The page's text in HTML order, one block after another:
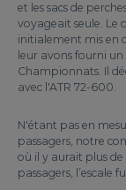
et les sacs de
voyageait seule. Le
initialement mis en
leur avons fourni
Championnats. Il
avec l'ATR 72-600.
N'étant pas en
passagers, notre
où il y aurait plus de
passagers, l’escale